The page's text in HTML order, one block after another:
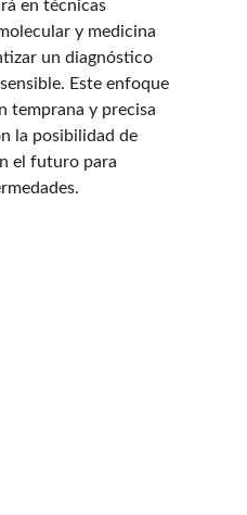
en técnicas
y medicina
un diagnóstico
Este enfoque
temprana y precisa
la posibilidad de
el futuro para